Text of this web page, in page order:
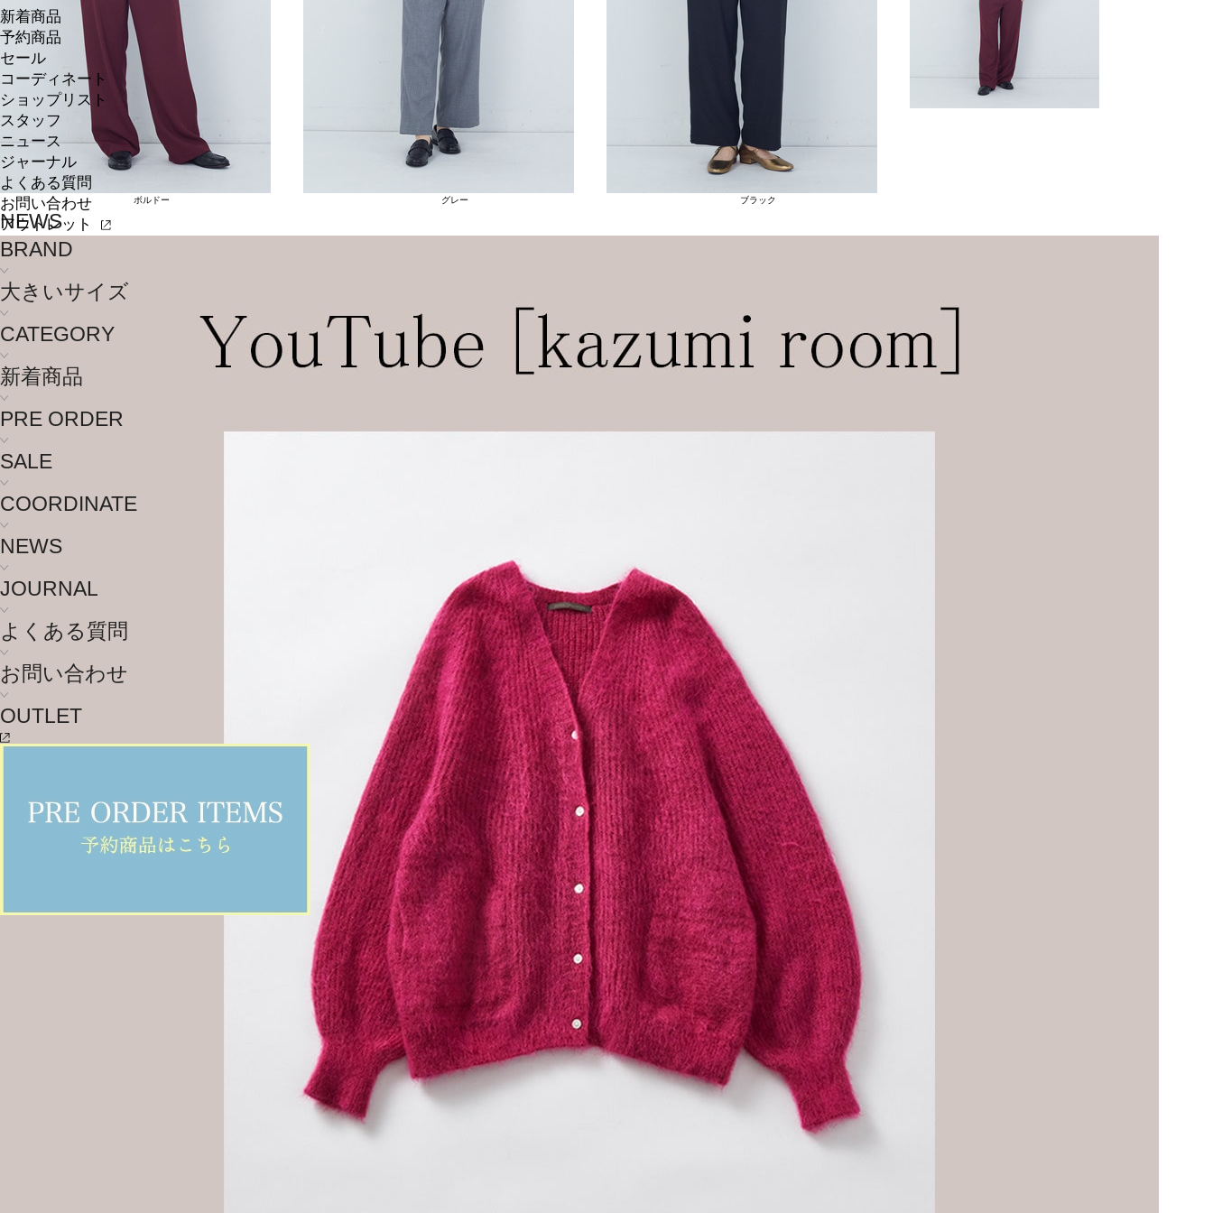
新着商品
予約商品
セール
コーディネート
ショップリスト
スタッフ
ニュース
ジャーナル
よくある質問
お問い合わせ
アウトレット
BRAND
大きいサイズ
CATEGORY
新着商品
PRE ORDER
SALE
COORDINATE
NEWS
JOURNAL
よくある質問
お問い合わせ
OUTLET
ボルドー グレー ブラック
NEWS